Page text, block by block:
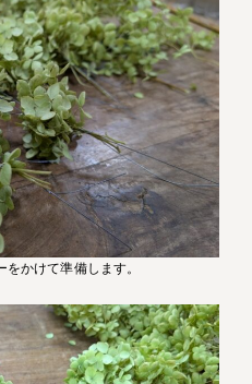
かけて準備します。